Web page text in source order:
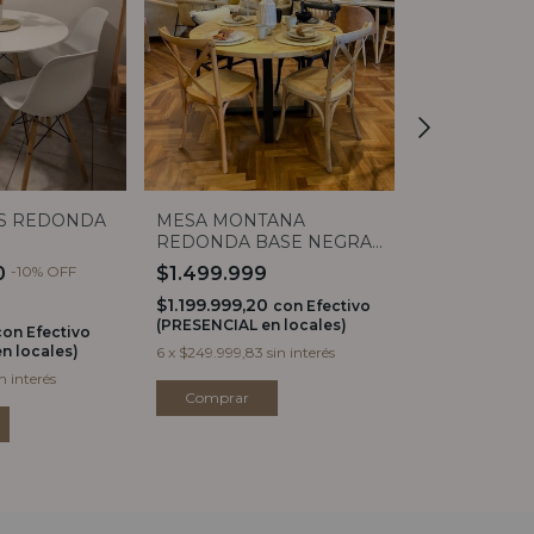
REDONDA
-10% OFF
Efectivo
locales)
interés
MESA MONTANA
REDONDA BASE NEGRA
1,20
$1.499.999
$1.199.999,20 con Efectivo
(PRESENCIAL en locales)
6 x $249.999,83 sin interés